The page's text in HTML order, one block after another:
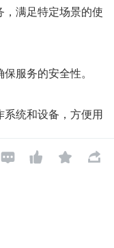
满足特定场景的使
服务的安全性。
统和设备，方便用
   